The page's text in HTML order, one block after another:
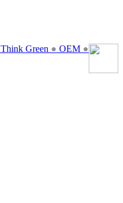
Think Green ● OEM ●